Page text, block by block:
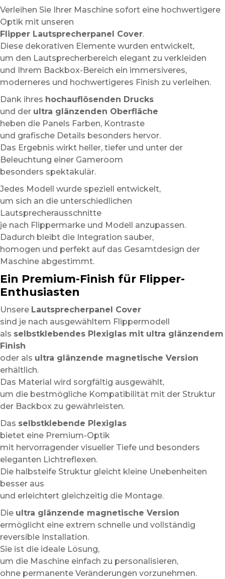
Verleihen Sie Ihrer Maschine sofort eine hochwertigere
Optik mit unseren
Flipper Lautsprecherpanel Cover.
Diese dekorativen Elemente wurden entwickelt,
um den Lautsprecherbereich elegant zu verkleiden
und Ihrem Backbox-Bereich ein immersiveres,
moderneres und hochwertigeres Finish zu verleihen.
Dank ihres hochauflösenden Drucks
und der ultra glänzenden Oberfläche
heben die Panels Farben, Kontraste
und grafische Details besonders hervor.
Das Ergebnis wirkt heller, tiefer und unter der
Beleuchtung einer Gameroom
besonders spektakulär.
Jedes Modell wurde speziell entwickelt,
um sich an die unterschiedlichen
Lautsprecherausschnitte
je nach Flippermarke und Modell anzupassen.
Dadurch bleibt die Integration sauber,
homogen und perfekt auf das Gesamtdesign der
Maschine abgestimmt.
Ein Premium-Finish für Flipper-
Enthusiasten
Unsere Lautsprecherpanel Cover
sind je nach ausgewähltem Flippermodell
als selbstklebendes Plexiglas mit ultra glänzendem
Finish
oder als ultra glänzende magnetische Version
erhältlich.
Das Material wird sorgfältig ausgewählt,
um die bestmögliche Kompatibilität mit der Struktur
der Backbox zu gewährleisten.
Das selbstklebende Plexiglas
bietet eine Premium-Optik
mit hervorragender visueller Tiefe und besonders
eleganten Lichtreflexen.
Die halbsteife Struktur gleicht kleine Unebenheiten
besser aus
und erleichtert gleichzeitig die Montage.
Die ultra glänzende magnetische Version
ermöglicht eine extrem schnelle und vollständig
reversible Installation.
Sie ist die ideale Lösung,
um die Maschine einfach zu personalisieren,
ohne permanente Veränderungen vorzunehmen.